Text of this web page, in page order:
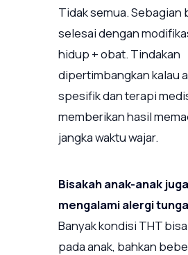
Tidak semua. Sebagian
selesai dengan
hidup + obat. Tindakan
dipertimbangkan kalau
spesifik dan terapi
memberikan hasil
jangka waktu wajar.
Bisakah anak-anak juga
mengalami alergi
Banyak kondisi THT
pada anak, bahkan